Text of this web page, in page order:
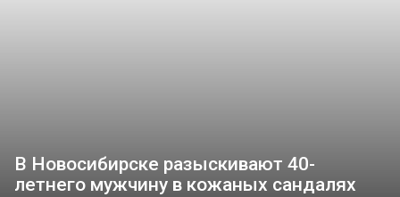
В Новосибирске разыскивают 40-
летнего мужчину в кожаных сандалях